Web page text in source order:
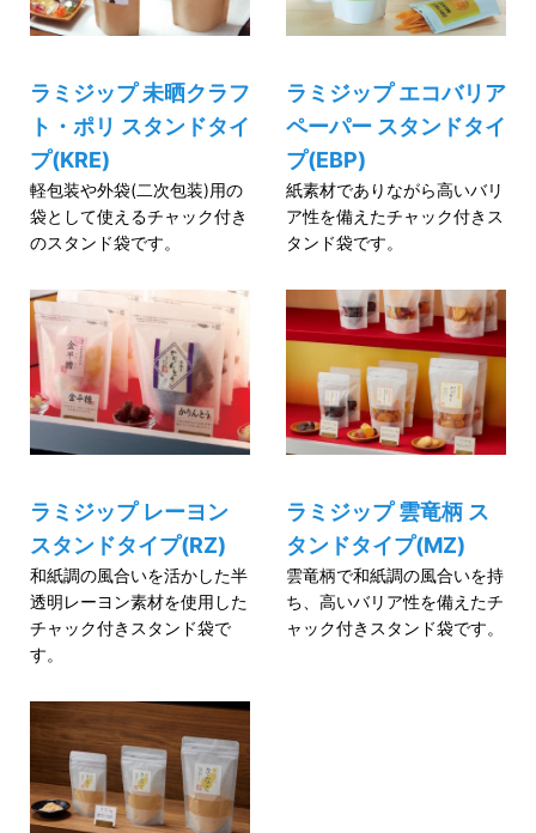
ラミジップ 未晒クラフ
ト・ポリ スタンドタイ
プ(KRE)
軽包装や外袋(二次包装)用の
袋として使えるチャック付き
のスタンド袋です。
ラミジップ エコバリア
ペーパー スタンドタイ
プ(EBP)
紙素材でありながら高いバリ
ア性を備えたチャック付きス
タンド袋です。
ラミジップ レーヨン
スタンドタイプ(RZ)
和紙調の風合いを活かした半
透明レーヨン素材を使用した
チャック付きスタンド袋で
す。
ラミジップ 雲竜柄 ス
タンドタイプ(MZ)
雲竜柄で和紙調の風合いを持
ち、高いバリア性を備えたチ
ャック付きスタンド袋です。